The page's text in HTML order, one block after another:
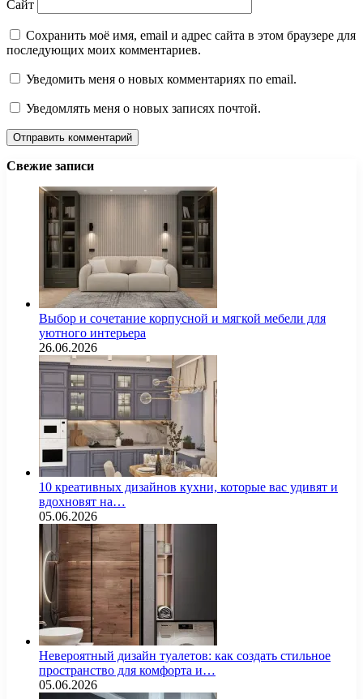
Сайт
Сохранить моё имя, email и адрес сайта в этом браузере для
последующих моих комментариев.
Уведомить меня о новых комментариях по email.
Уведомлять меня о новых записях почтой.
Свежие записи
Выбор и сочетание корпусной и мягкой мебели для
уютного интерьера
26.06.2026
10 креативных дизайнов кухни, которые вас удивят и
вдохновят на…
05.06.2026
Невероятный дизайн туалетов: как создать стильное
пространство для комфорта и…
05.06.2026